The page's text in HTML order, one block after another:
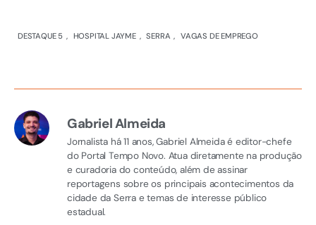
DESTAQUE 5 , HOSPITAL JAYME , SERRA , VAGAS DE EMPREGO
Gabriel Almeida
Jornalista há 11 anos, Gabriel Almeida é editor-chefe
do Portal Tempo Novo. Atua diretamente na produção
e curadoria do conteúdo, além de assinar
reportagens sobre os principais acontecimentos da
cidade da Serra e temas de interesse público
estadual.